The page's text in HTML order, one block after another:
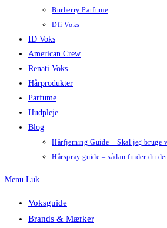
Burberry Parfume
Dfi Voks
ID Voks
American Crew
Renati Voks
Hårprodukter
Parfume
Hudpleje
Blog
Hårfjerning Guide – Skal jeg bruge
Hårspray guide – sådan finder du
Menu Luk
Voksguide
Brands & Mærker